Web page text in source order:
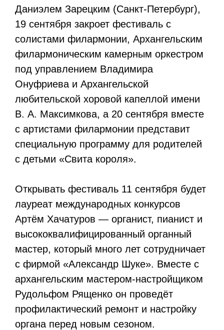
Даниэлем Зарецким (Санкт-Петербург),
19 сентября закроет фестиваль с
солистами филармонии, Архангельским
филармоническим камерным оркестром
под управлением Владимира
Онуфриева и Архангельской
любительской хоровой капеллой имени
В. А. Максимкова, а 20 сентября вместе
с артистами филармонии представит
специальную программу для родителей
с детьми «Свита короля».
Открывать фестиваль 11 сентября будет
лауреат международных конкурсов
Артём Хачатуров — органист, пианист и
высококвалифицированный органный
мастер, который много лет сотрудничает
с фирмой «Александр Шуке». Вместе с
архангельским мастером-настройщиком
Рудольфом Рященко он проведёт
профилактический ремонт и настройку
органа перед новым сезоном.